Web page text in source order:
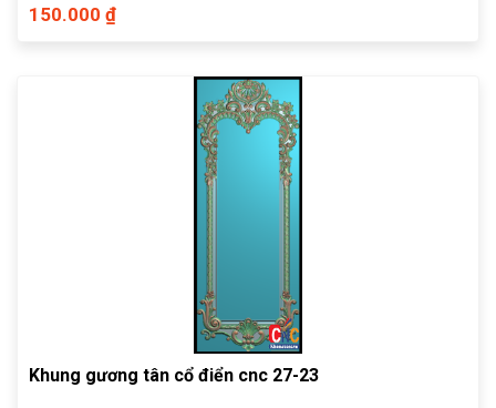
150.000 ₫
Khung gương tân cổ điển cnc 27-23